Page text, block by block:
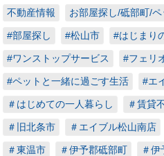
不動産情報
お部屋探し/砥部町/
#部屋探し #松山市 #はじまり
#ワンストップサービス #フェリ
#ペットと一緒に過ごす生活 #エ
＃はじめての一人暮らし ＃賃貸
＃旧北条市 ＃エイブル松山南店
＃東温市 ＃伊予郡砥部町 ＃